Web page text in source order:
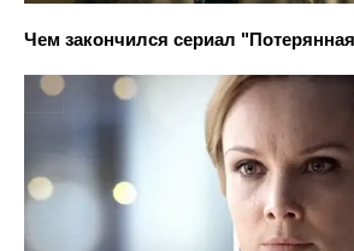
Чем закончился сериал